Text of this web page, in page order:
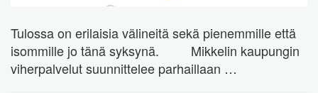
Tulossa on erilaisia välineitä sekä pienemmille että
isommille jo tänä syksynä. Mikkelin kaupungin
viherpalvelut suunnittelee parhaillaan …